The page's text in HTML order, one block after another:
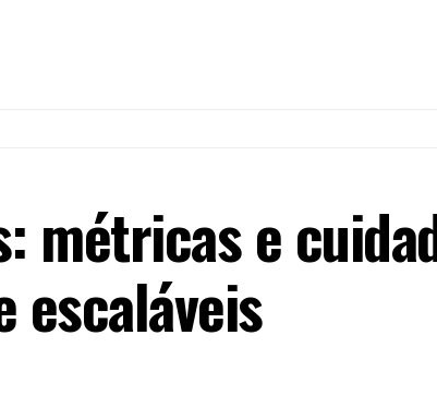
métricas e
escaláveis